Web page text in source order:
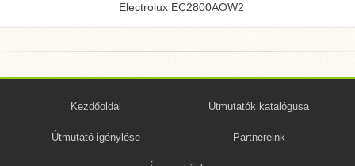
Electrolux EC2800AOW2
Kezdőoldal Útmutatók katalógusa
Útmutató igénylése Partnereink